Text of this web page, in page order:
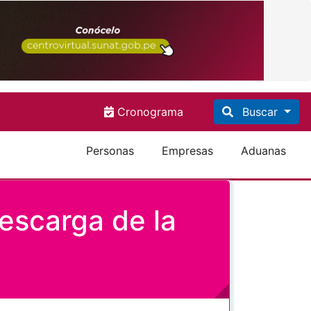
Cronograma Buscar
Personas Empresas Aduanas
de la